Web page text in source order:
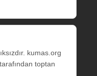
kumas.org
toptan